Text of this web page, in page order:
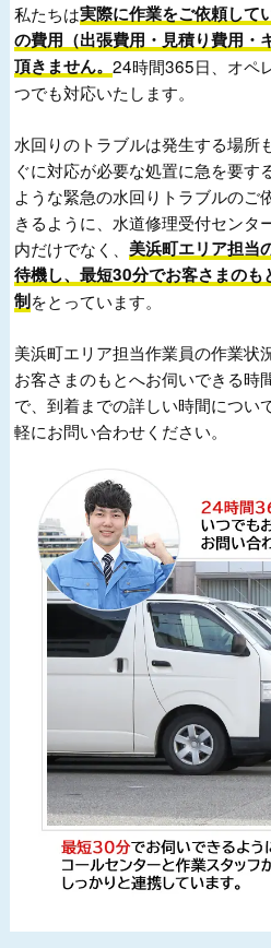
私たちは実際に作業をご依頼して
の費用（出張費用・見積り費用・
頂きません。24時間365日、オペ
つでも対応いたします。
水回りのトラブルは発生する場所
ぐに対応が必要な処置に急を要す
ような緊急の水回りトラブルのご
きるように、水道修理受付センタ
内だけでなく、美浜町エリア担当
待機し、最短30分でお客さまの
制をとっています。
美浜町エリア担当作業員の作業状
お客さまのもとへお伺いできる時
で、到着までの詳しい時間につい
軽にお問い合わせください。